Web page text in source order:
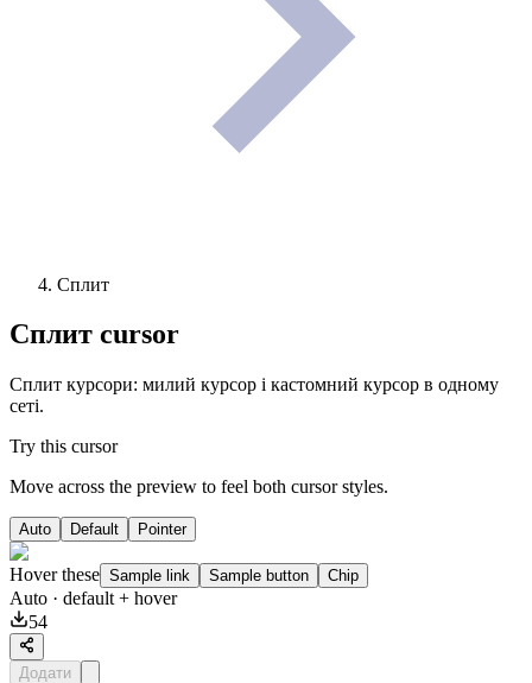
Сплит
Сплит cursor
Сплит курсори: милий курсор і кастомний курсор в одному
сеті.
Try this cursor
Move across the preview to feel both cursor styles.
Auto Default Pointer
Hover these Sample link Sample button Chip
Auto · default + hover
54
Додати